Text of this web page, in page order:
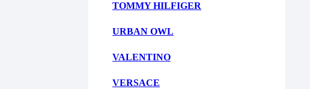
TOMMY HILFIGER
URBAN OWL
VALENTINO
VERSACE